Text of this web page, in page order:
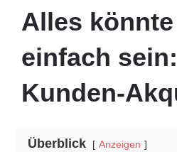
Alles
einfach
Kunden-
Überblick Anzeigen